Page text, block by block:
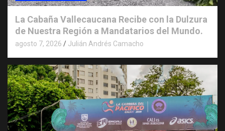
La Cabaña Vallecaucana Recibe con la Dulzura
de Nuestra Región a Mandatarios del Mundo.
agosto 7, 2026 Julián Andrés Camacho